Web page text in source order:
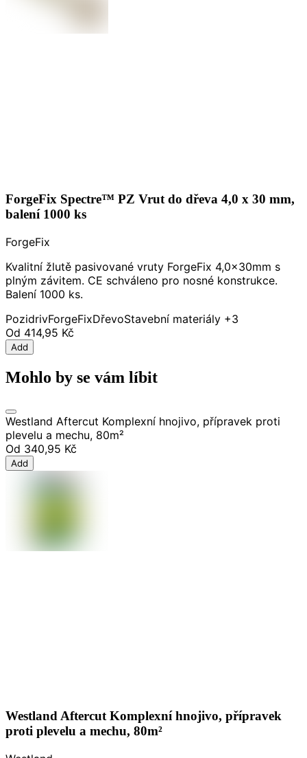
ForgeFix Spectre™ PZ Vrut do dřeva 4,0 x 30 mm,
balení 1000 ks
ForgeFix
Kvalitní žlutě pasivované vruty ForgeFix 4,0x30mm s
plným závitem. CE schváleno pro nosné konstrukce.
Balení 1000 ks.
PozidrivForgeFixDřevoStavební materiály +3
Od 414,95 Kč
Add
Mohlo by se vám líbit
Westland Aftercut Komplexní hnojivo, přípravek proti
plevelu a mechu, 80m²
Od 340,95 Kč
Add
Westland Aftercut Komplexní hnojivo, přípravek
proti plevelu a mechu, 80m²